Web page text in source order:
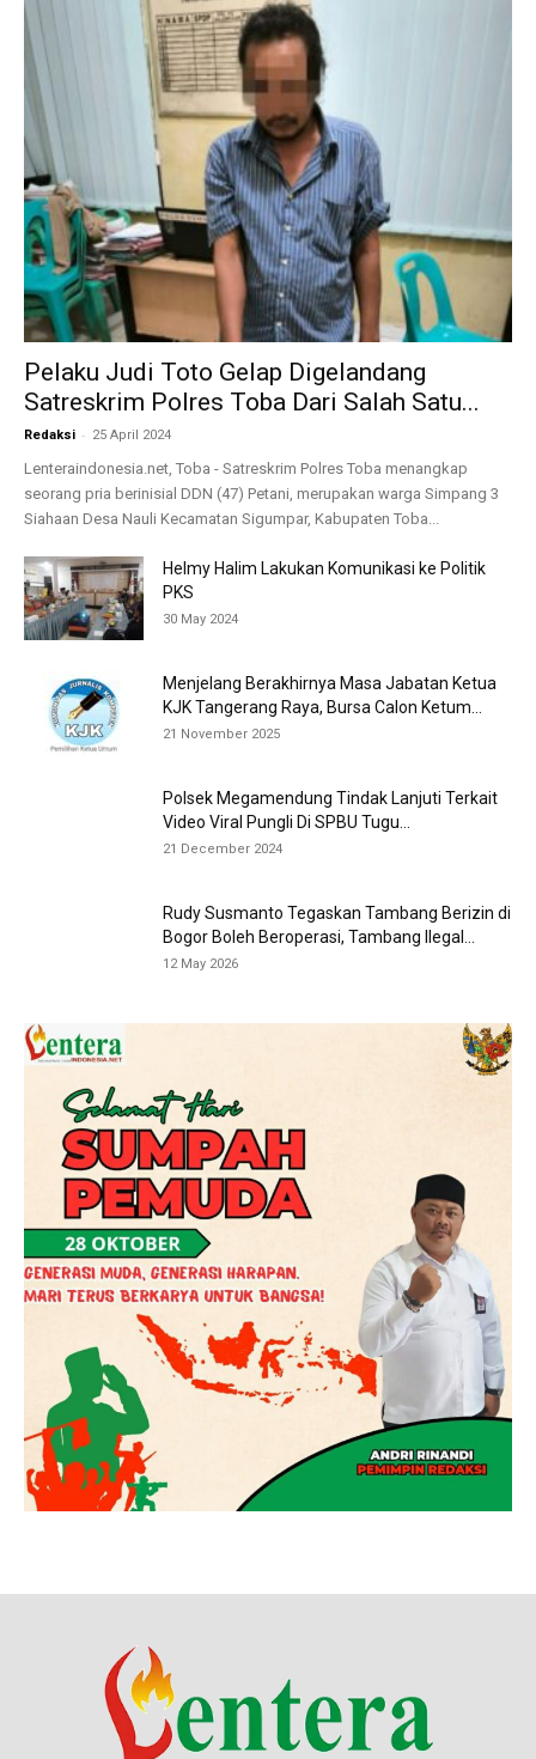
Pelaku Judi Toto Gelap Digelandang
Satreskrim Polres Toba Dari Salah Satu...
Redaksi - 25 April 2024
Lenteraindonesia.net, Toba - Satreskrim Polres Toba menangkap
seorang pria berinisial DDN (47) Petani, merupakan warga Simpang 3
Siahaan Desa Nauli Kecamatan Sigumpar, Kabupaten Toba...
Helmy Halim Lakukan Komunikasi ke Politik
PKS
30 May 2024
Menjelang Berakhirnya Masa Jabatan Ketua
KJK Tangerang Raya, Bursa Calon Ketum...
21 November 2025
Polsek Megamendung Tindak Lanjuti Terkait
Video Viral Pungli Di SPBU Tugu...
21 December 2024
Rudy Susmanto Tegaskan Tambang Berizin di
Bogor Boleh Beroperasi, Tambang Ilegal...
12 May 2026